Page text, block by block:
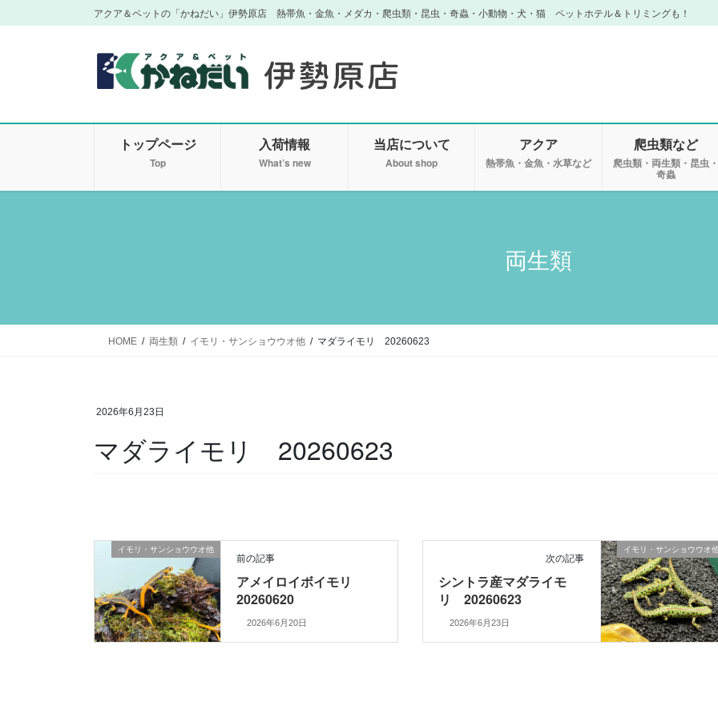
ン
移
ビ
ン
アクア＆ペットの「かねだい」伊勢原店 熱帯魚・金魚・メダカ・爬虫類・昆虫・奇蟲・小動物・犬・猫 ペットホテル＆トリミングも！
トップページ
Top
入荷情報
What’s new
当店について
About shop
アクア
熱帯魚・金魚・水草など
爬虫類など
爬虫類・両生類・昆虫・
奇蟲
両生類
HOME 両生類 イモリ・サンショウウオ他 マダライモリ 20260623
2026年6月23日
マダライモリ 20260623
イモリ・サンショウウオ他
前の記事
アメイロイボイモリ
20260620
2026年6月20日
イモリ・サンショウウオ
次の記事
シントラ産マダライモ
リ 20260623
2026年6月23日